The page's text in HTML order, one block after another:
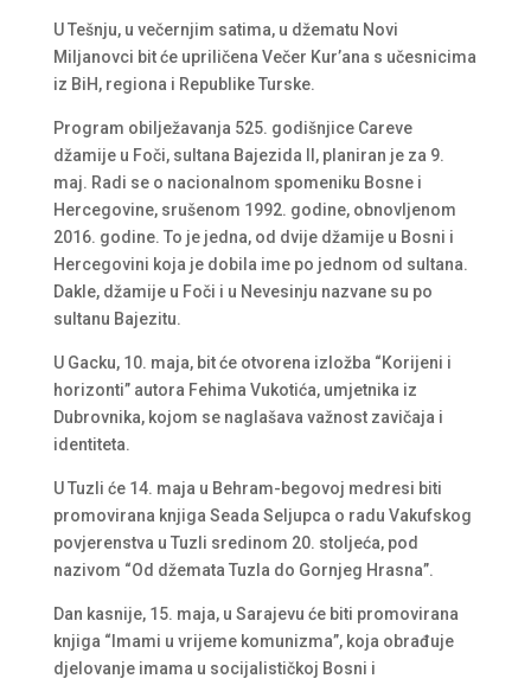
U Tešnju, u večernjim satima, u džematu Novi
Miljanovci bit će upriličena Večer Kur’ana s učesnicima
iz BiH, regiona i Republike Turske.
Program obilježavanja 525. godišnjice Careve
džamije u Foči, sultana Bajezida II, planiran je za 9.
maj. Radi se o nacionalnom spomeniku Bosne i
Hercegovine, srušenom 1992. godine, obnovljenom
2016. godine. To je jedna, od dvije džamije u Bosni i
Hercegovini koja je dobila ime po jednom od sultana.
Dakle, džamije u Foči i u Nevesinju nazvane su po
sultanu Bajezitu.
U Gacku, 10. maja, bit će otvorena izložba “Korijeni i
horizonti” autora Fehima Vukotića, umjetnika iz
Dubrovnika, kojom se naglašava važnost zavičaja i
identiteta.
U Tuzli će 14. maja u Behram-begovoj medresi biti
promovirana knjiga Seada Seljupca o radu Vakufskog
povjerenstva u Tuzli sredinom 20. stoljeća, pod
nazivom “Od džemata Tuzla do Gornjeg Hrasna”.
Dan kasnije, 15. maja, u Sarajevu će biti promovirana
knjiga “Imami u vrijeme komunizma”, koja obrađuje
djelovanje imama u socijalističkoj Bosni i